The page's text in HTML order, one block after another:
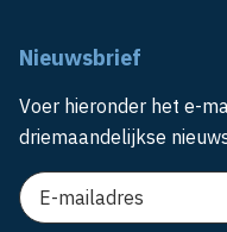
Nieuwsbrief
Voer hieronder het e-
driemaandelijkse